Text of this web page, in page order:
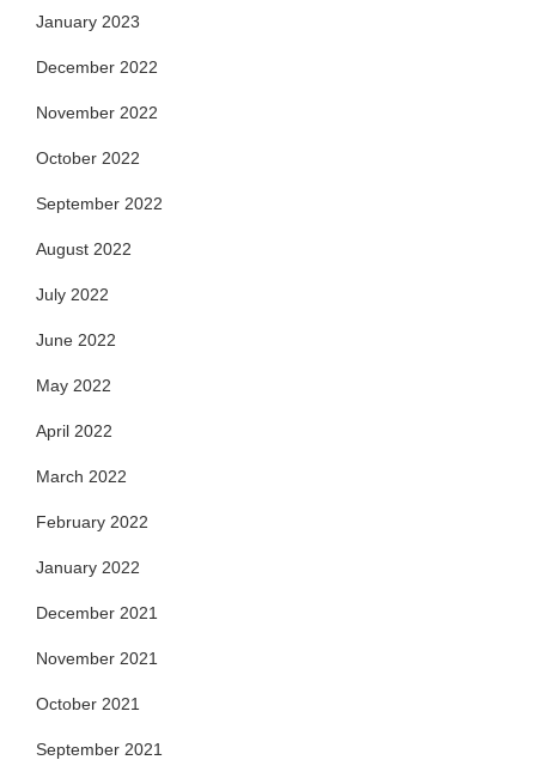
January 2023
December 2022
November 2022
October 2022
September 2022
August 2022
July 2022
June 2022
May 2022
April 2022
March 2022
February 2022
January 2022
December 2021
November 2021
October 2021
September 2021